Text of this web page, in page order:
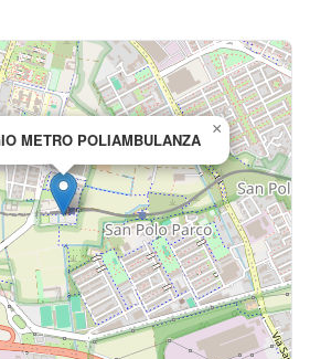
METRO POLIAMBULANZA
×